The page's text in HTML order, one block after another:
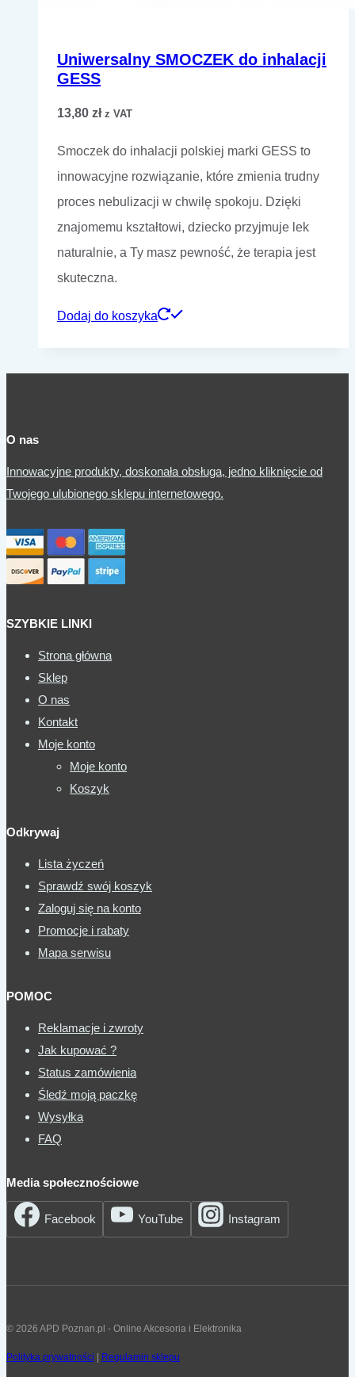
Uniwersalny SMOCZEK do inhalacji
GESS
13,80 zł z VAT
Smoczek do inhalacji polskiej marki GESS to
innowacyjne rozwiązanie, które zmienia trudny
proces nebulizacji w chwilę spokoju. Dzięki
znajomemu kształtowi, dziecko przyjmuje lek
naturalnie, a Ty masz pewność, że terapia jest
skuteczna.
Dodaj do koszyka
O nas
Innowacyjne produkty, doskonała obsługa, jedno kliknięcie od
Twojego ulubionego sklepu internetowego.
SZYBKIE LINKI
Strona główna
Sklep
O nas
Kontakt
Moje konto
Moje konto
Koszyk
Odkrywaj
Lista życzeń
Sprawdź swój koszyk
Zaloguj się na konto
Promocje i rabaty
Mapa serwisu
POMOC
Reklamacje i zwroty
Jak kupować ?
Status zamówienia
Śledź moją paczkę
Wysyłka
FAQ
Media społecznościowe
Facebook YouTube Instagram
© 2026 APD Poznan.pl - Online Akcesoria i Elektronika
Polityka prywatności | Regulamin sklepu